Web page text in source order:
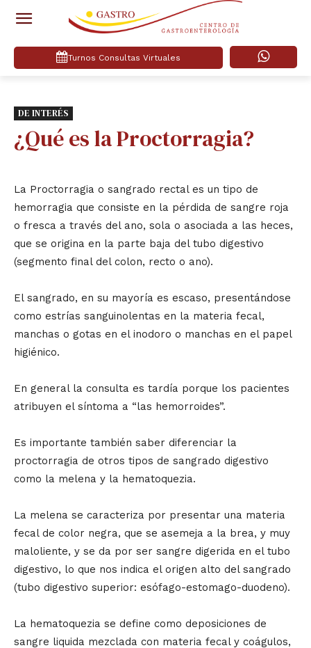
Turnos Consultas Virtuales
DE INTERÉS
¿Qué es la Proctorragia?
La Proctorragia o sangrado rectal es un tipo de
hemorragia que consiste en la pérdida de sangre roja
o fresca a través del ano, sola o asociada a las heces,
que se origina en la parte baja del tubo digestivo
(segmento final del colon, recto o ano).
El sangrado, en su mayoría es escaso, presentándose
como estrías sanguinolentas en la materia fecal,
manchas o gotas en el inodoro o manchas en el papel
higiénico.
En general la consulta es tardía porque los pacientes
atribuyen el síntoma a “las hemorroides”.
Es importante también saber diferenciar la
proctorragia de otros tipos de sangrado digestivo
como la melena y la hematoquezia.
La melena se caracteriza por presentar una materia
fecal de color negra, que se asemeja a la brea, y muy
maloliente, y se da por ser sangre digerida en el tubo
digestivo, lo que nos indica el origen alto del sangrado
(tubo digestivo superior: esófago-estomago-duodeno).
La hematoquezia se define como deposiciones de
sangre liquida mezclada con materia fecal y coágulos,